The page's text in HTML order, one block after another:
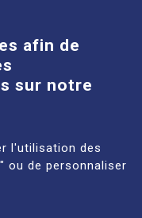
afin de
sur notre
l'utilisation des
ou de personnaliser